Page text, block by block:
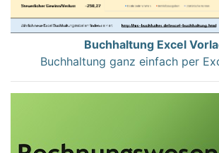
Buchhaltung Excel
Buchhaltung ganz einfach per